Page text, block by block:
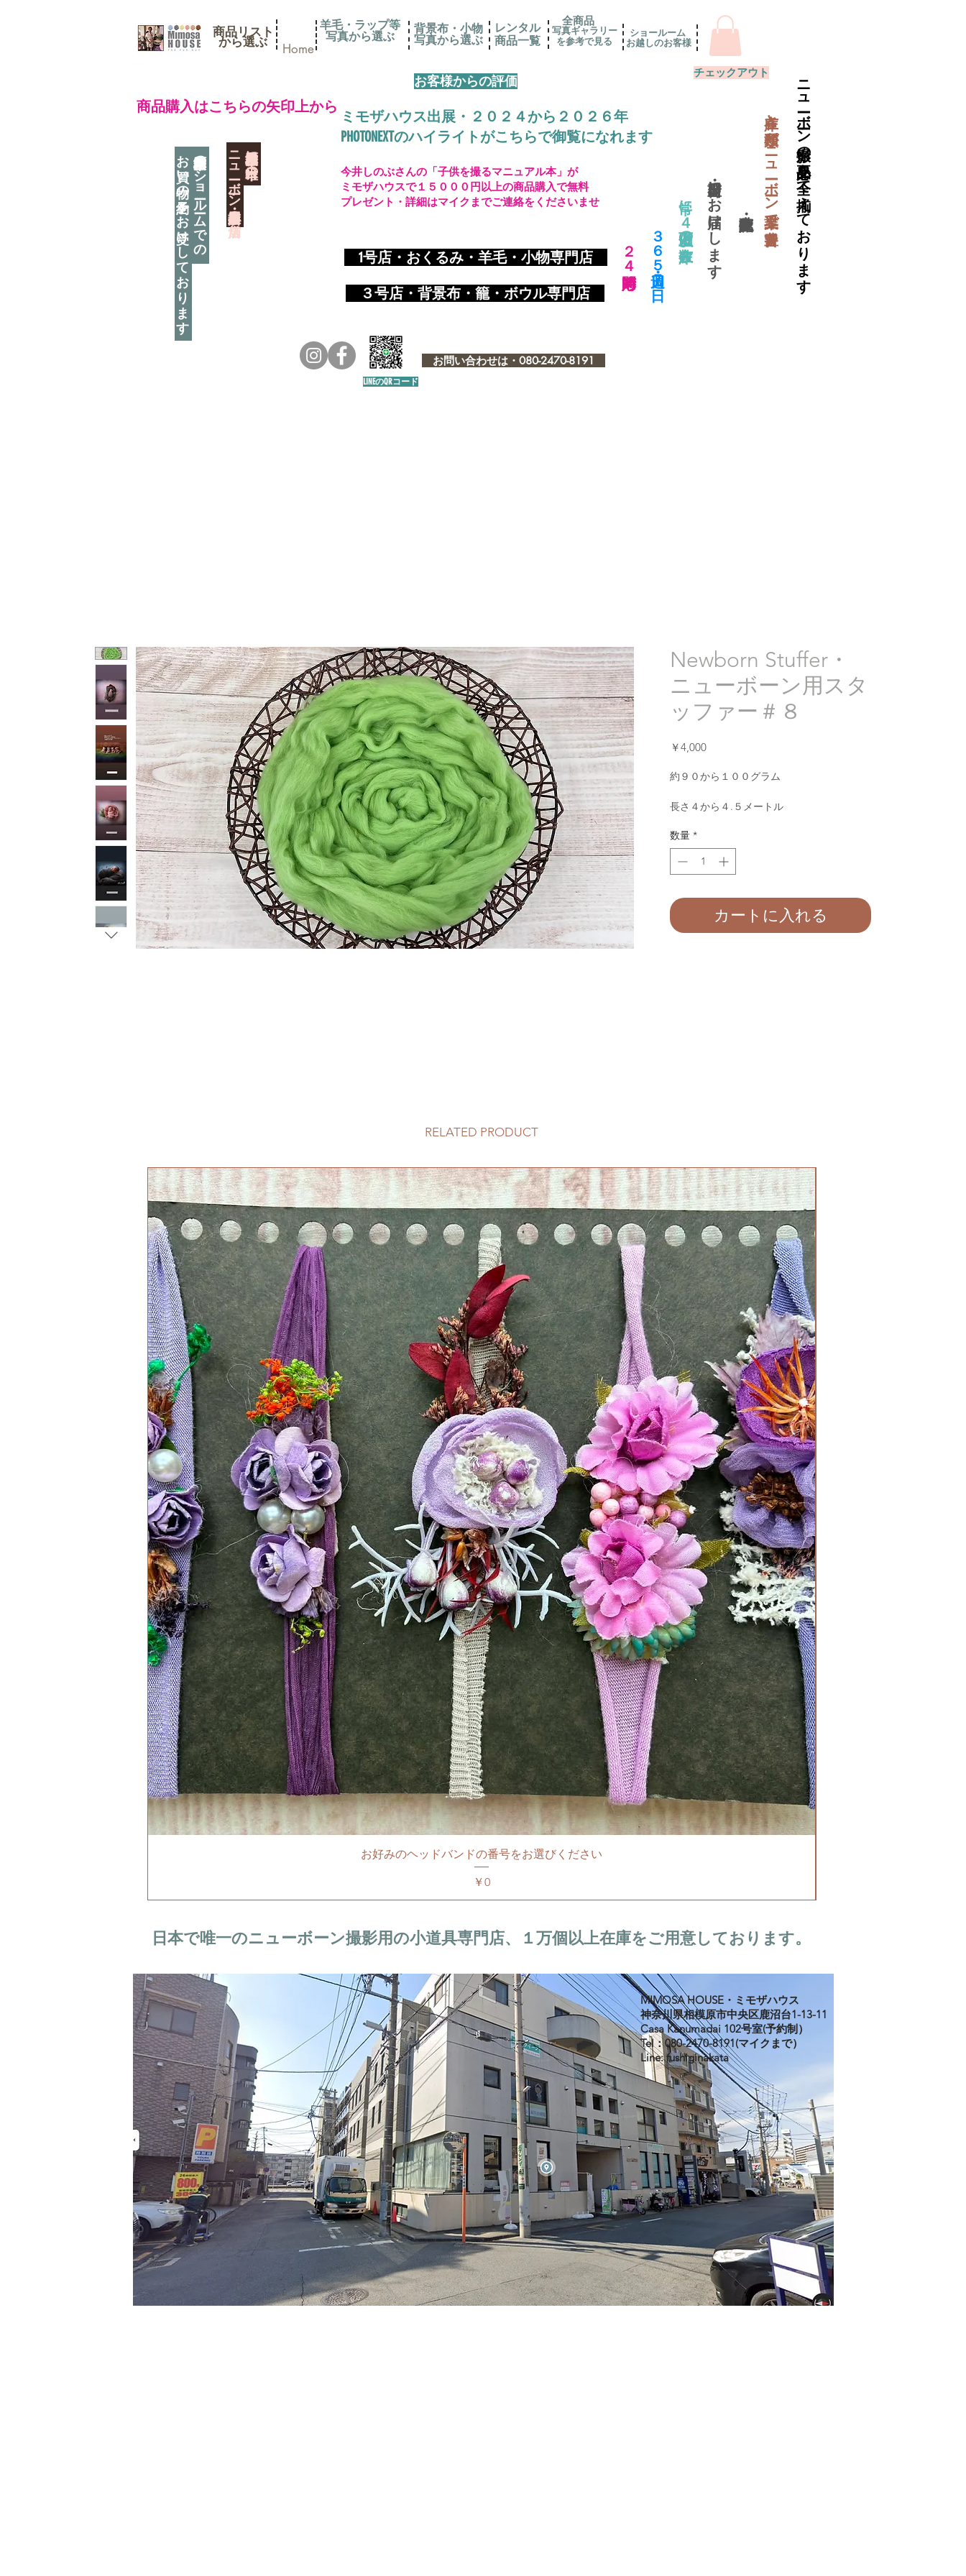
商品リスト
​から選ぶ Home
​商品購入はこちらの矢印上から
神奈川県相模原市に日本唯一の
​ニューボーン撮影用小道具店・３店舗
羊毛・ラップ等
写真から選ぶ
背景布・小物
​写真から選ぶ
レンタル
​商品一覧
写真ギャラリー
を参考で見る
全商品
お客様からの評価
ミモザハウス出展・２０２４から２０２６年
PHOTONEXTのハイライトがこちらで御覧になれます
神奈川県相模原市のショールームでの
お買い物の予約をお受けしております 1号店・おくるみ・羊毛・小物専門店
​ ３号店・背景布・籠・ボウル専門店
お問い合わせは・080-2470-8191
ショールーム
お越しのお客様
チェックアウト
​２４時間対応 ​３６５日・週７日
常に４万個以上の在庫数 当日出荷・翌日にお届けします
​在庫と種類がニューボーン業界で一番豊富ニューボーン撮影の必要品を全て揃えております
今井しのぶさんの「子供を撮るマニュアル本」が
ミモザハウスで１５０００円以上の商品購入で無料
プレゼント・詳細はマイクまでご連絡をくださいませ
LINEのQRコード
Newborn Stuffer・
ニューボーン用スタ
ッファー＃８
￥4,000価
約９０から１００グラム
長さ４から４.５メートル
価格３０００円でございます。
バスケットとベットのお写真が約９０から１
数量 *
カートに入れる
RELATED PRODUCT
お好みのヘッドバンドの番号をお選びください
価格
￥0
日本で唯一のニューボーン撮影用の小道具専門店、１万個以上在庫をご用意しております。
MIMOSA HOUSE・ミモザハウス
神奈川県相模原市中央区鹿沼台1-13-11
Casa Kanumadai 102号室(予約制）
Tel：080-2470-8191(マイクまで）
Line: fushiginakata